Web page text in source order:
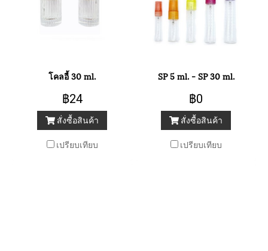
โคลอี้ 30 ml.
฿24
สั่งซื้อสินค้า
เปรียบเทียบ
SP 5 ml. - SP 30 ml.
฿0
สั่งซื้อสินค้า
เปรียบเทียบ